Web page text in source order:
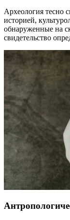
Археология тесно
историей,
обнаруженные на
свидетельство